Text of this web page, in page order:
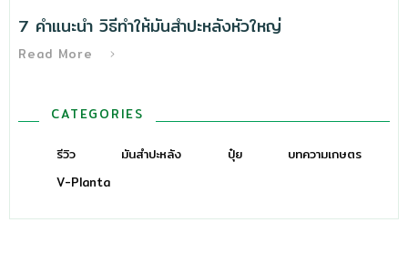
7 คำแนะนำ วิธีทําให้มันสำปะหลังหัวใหญ่
Read More
CATEGORIES
รีวิว มันสำปะหลัง ปุ๋ย
บทความเกษตร
V-Planta